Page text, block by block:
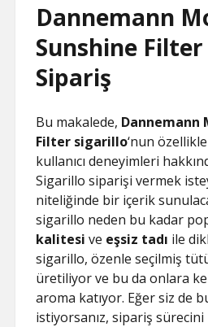
SHORTS ABONE
TWITTER GIZLI
Dannemann
Sunshine
Sipariş
Bu makalede, Dannemann
Filter sigarillo‘nun
kullanıcı deneyimleri
Sigarillo siparişi vermek
niteliğinde bir içerik
sigarillo neden bu kadar
kalitesi ve eşsiz tadı ile
sigarillo, özenle seçilmiş
üretiliyor ve bu da onlara
aroma katıyor. Eğer siz de
istiyorsanız, sipariş